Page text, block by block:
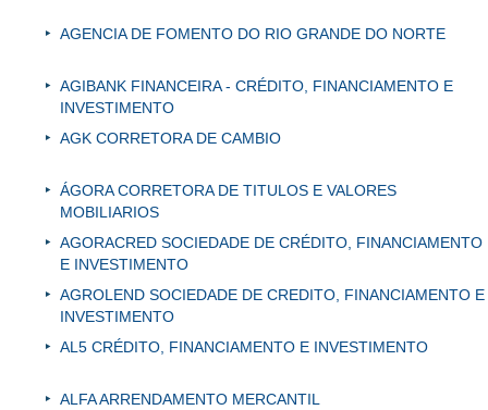
AGENCIA DE FOMENTO DO RIO GRANDE DO NORTE
AGIBANK FINANCEIRA - CRÉDITO, FINANCIAMENTO E
INVESTIMENTO
AGK CORRETORA DE CAMBIO
ÁGORA CORRETORA DE TITULOS E VALORES
MOBILIARIOS
AGORACRED SOCIEDADE DE CRÉDITO, FINANCIAMENTO
E INVESTIMENTO
AGROLEND SOCIEDADE DE CREDITO, FINANCIAMENTO E
INVESTIMENTO
AL5 CRÉDITO, FINANCIAMENTO E INVESTIMENTO
ALFA ARRENDAMENTO MERCANTIL